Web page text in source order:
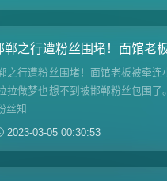
之行遭粉丝围堵！面馆老
之行遭粉丝围堵！面馆老板被牵
拉做梦也想不到被邯郸粉丝包围
丝知
2023-03-05 00:30:53